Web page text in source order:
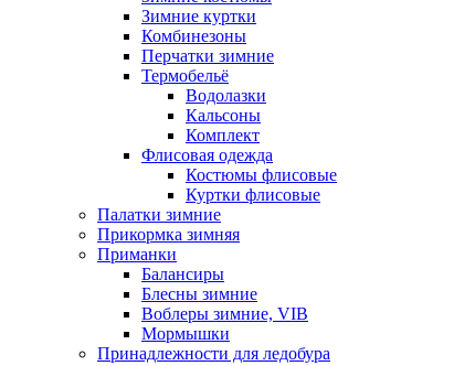
Зимние куртки
Комбинезоны
Перчатки зимние
Термобельё
Водолазки
Кальсоны
Комплект
Флисовая одежда
Костюмы флисовые
Куртки флисовые
Палатки зимние
Прикормка зимняя
Приманки
Балансиры
Блесны зимние
Воблеры зимние, VIB
Мормышки
Принадлежности для ледобура